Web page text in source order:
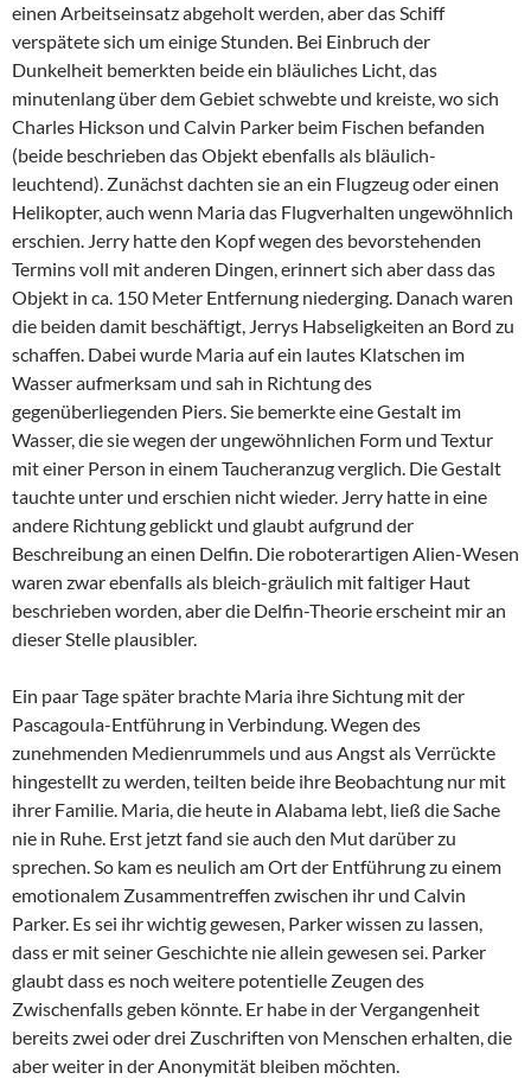
einen Arbeitseinsatz abgeholt werden, aber das Schiff
verspätete sich um einige Stunden. Bei Einbruch der
Dunkelheit bemerkten beide ein bläuliches Licht, das
minutenlang über dem Gebiet schwebte und kreiste, wo sich
Charles Hickson und Calvin Parker beim Fischen befanden
(beide beschrieben das Objekt ebenfalls als bläulich-
leuchtend). Zunächst dachten sie an ein Flugzeug oder einen
Helikopter, auch wenn Maria das Flugverhalten ungewöhnlich
erschien. Jerry hatte den Kopf wegen des bevorstehenden
Termins voll mit anderen Dingen, erinnert sich aber dass das
Objekt in ca. 150 Meter Entfernung niederging. Danach waren
die beiden damit beschäftigt, Jerrys Habseligkeiten an Bord zu
schaffen. Dabei wurde Maria auf ein lautes Klatschen im
Wasser aufmerksam und sah in Richtung des
gegenüberliegenden Piers. Sie bemerkte eine Gestalt im
Wasser, die sie wegen der ungewöhnlichen Form und Textur
mit einer Person in einem Taucheranzug verglich. Die Gestalt
tauchte unter und erschien nicht wieder. Jerry hatte in eine
andere Richtung geblickt und glaubt aufgrund der
Beschreibung an einen Delfin. Die roboterartigen Alien-Wesen
waren zwar ebenfalls als bleich-gräulich mit faltiger Haut
beschrieben worden, aber die Delfin-Theorie erscheint mir an
dieser Stelle plausibler.
Ein paar Tage später brachte Maria ihre Sichtung mit der
Pascagoula-Entführung in Verbindung. Wegen des
zunehmenden Medienrummels und aus Angst als Verrückte
hingestellt zu werden, teilten beide ihre Beobachtung nur mit
ihrer Familie. Maria, die heute in Alabama lebt, ließ die Sache
nie in Ruhe. Erst jetzt fand sie auch den Mut darüber zu
sprechen. So kam es neulich am Ort der Entführung zu einem
emotionalem Zusammentreffen zwischen ihr und Calvin
Parker. Es sei ihr wichtig gewesen, Parker wissen zu lassen,
dass er mit seiner Geschichte nie allein gewesen sei. Parker
glaubt dass es noch weitere potentielle Zeugen des
Zwischenfalls geben könnte. Er habe in der Vergangenheit
bereits zwei oder drei Zuschriften von Menschen erhalten, die
aber weiter in der Anonymität bleiben möchten.